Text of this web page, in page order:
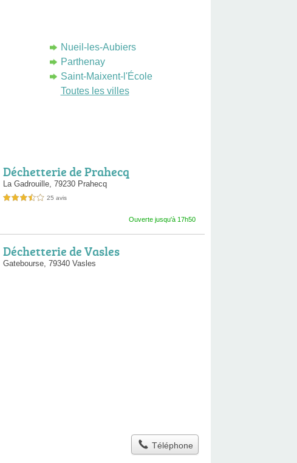
Nueil-les-Aubiers
Parthenay
Saint-Maixent-l'École
Toutes les villes
Déchetterie de Prahecq
La Gadrouille, 79230 Prahecq
3,5 étoiles sur 5 25 avis
Ouverte jusqu'à 17h50
Déchetterie de Vasles
Gatebourse, 79340 Vasles
Téléphone